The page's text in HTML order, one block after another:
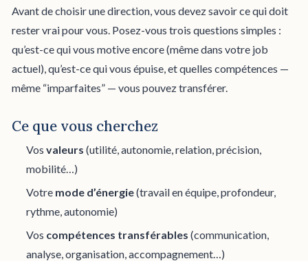
Avant de choisir une direction, vous devez savoir ce qui doit
rester vrai pour vous. Posez-vous trois questions simples :
qu’est-ce qui vous motive encore (même dans votre job
actuel), qu’est-ce qui vous épuise, et quelles compétences —
même “imparfaites” — vous pouvez transférer.
Ce que vous cherchez
Vosvaleurs (utilité, autonomie, relation, précision,
mobilité…)
Votre mode d’énergie(travail en équipe, profondeur,
rythme, autonomie)
Vos compétences transférables (communication,
analyse, organisation, accompagnement…)